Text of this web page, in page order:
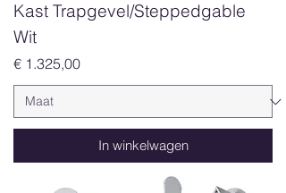
Kast Trapgevel/Steppedgable
Wit
Prijs
€ 1.325,00
In winkelwagen